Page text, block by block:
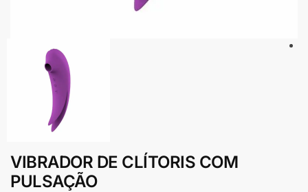
VIBRADOR DE CLÍTORIS COM
PULSAÇÃO